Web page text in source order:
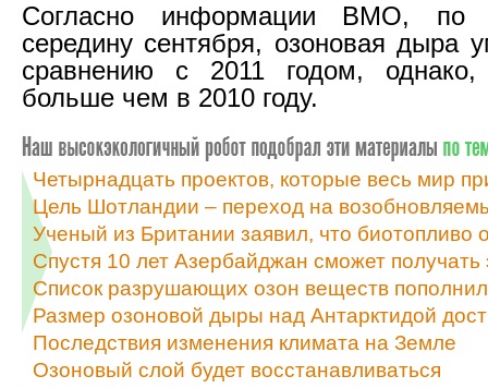
Согласно информации ВМО, по
середину сентября, озоновая дыра
сравнению с 2011 годом,
больше чем в 2010 году.
Четырнадцать проектов, которые весь мир
Цель Шотландии – переход на
Ученый из Британии заявил, что биотопливо
Спустя 10 лет Азербайджан сможет
Список разрушающих озон веществ
Размер озоновой дыры над Антарктидой
Последствия изменения климата на Земле
Озоновый слой будет восстанавливаться